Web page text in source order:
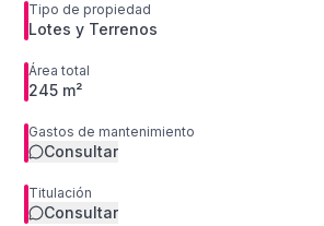
Tipo de propiedad
Lotes y Terrenos
Área total
245 m²
Gastos de mantenimiento
Consultar
Titulación
Consultar